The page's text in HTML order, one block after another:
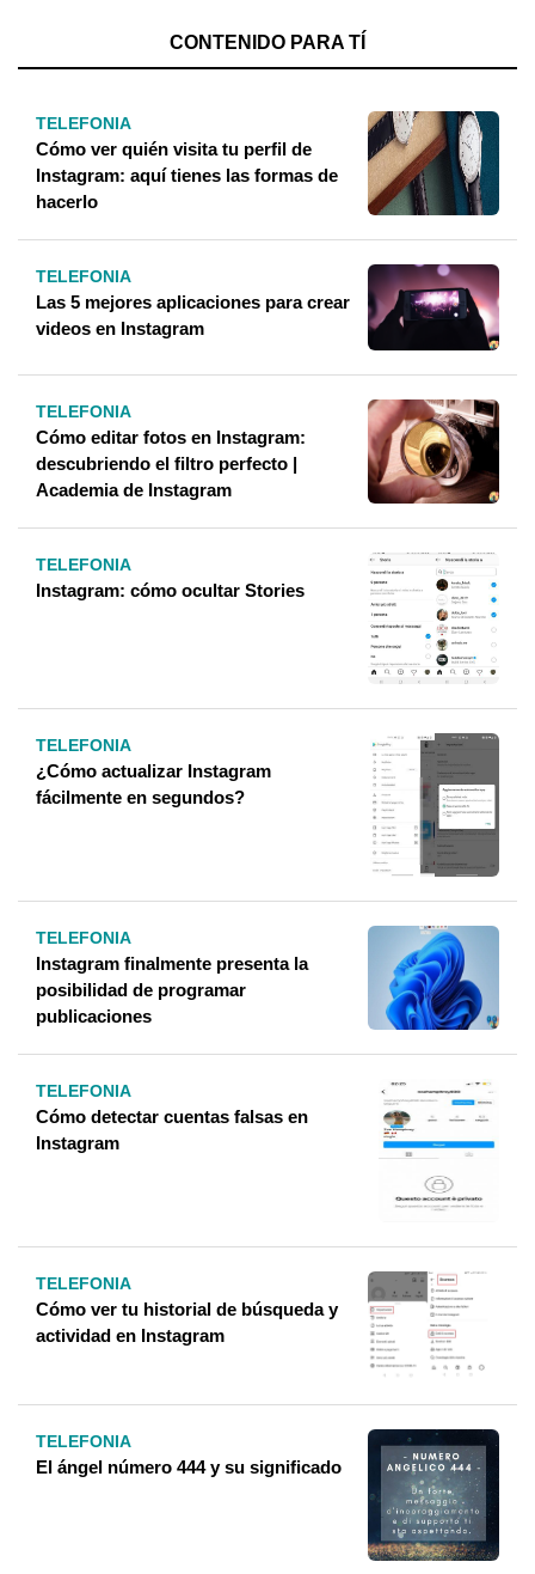
CONTENIDO PARA TÍ
TELEFONIA
Cómo ver quién visita tu perfil de
Instagram: aquí tienes las formas de
hacerlo
TELEFONIA
Las 5 mejores aplicaciones para crear
videos en Instagram
TELEFONIA
Cómo editar fotos en Instagram:
descubriendo el filtro perfecto |
Academia de Instagram
TELEFONIA
Instagram: cómo ocultar Stories
TELEFONIA
¿Cómo actualizar Instagram
fácilmente en segundos?
TELEFONIA
Instagram finalmente presenta la
posibilidad de programar
publicaciones
TELEFONIA
Cómo detectar cuentas falsas en
Instagram
TELEFONIA
Cómo ver tu historial de búsqueda y
actividad en Instagram
TELEFONIA
El ángel número 444 y su significado